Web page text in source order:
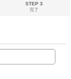
STEP 3
完了